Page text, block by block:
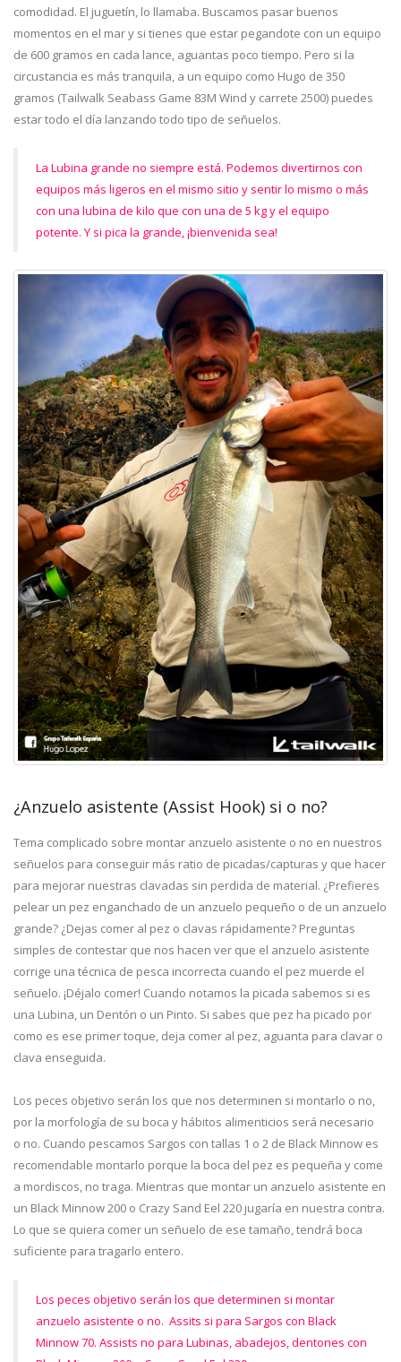
comodidad. El juguetín, lo llamaba. Buscamos pasar buenos
momentos en el mar y si tienes que estar pegandote con un equipo
de 600 gramos en cada lance, aguantas poco tiempo. Pero si la
circustancia es más tranquila, a un equipo como Hugo de 350
gramos (Tailwalk Seabass Game 83M Wind y carrete 2500) puedes
estar todo el día lanzando todo tipo de señuelos.
La Lubina grande no siempre está. Podemos divertirnos con
equipos más ligeros en el mismo sitio y sentir lo mismo o más
con una lubina de kilo que con una de 5 kg y el equipo
potente. Y si pica la grande, ¡bienvenida sea!
¿Anzuelo asistente (Assist Hook) si o no?
Tema complicado sobre montar anzuelo asistente o no en nuestros
señuelos para conseguir más ratio de picadas/capturas y que hacer
para mejorar nuestras clavadas sin perdida de material. ¿Prefieres
pelear un pez enganchado de un anzuelo pequeño o de un anzuelo
grande? ¿Dejas comer al pez o clavas rápidamente? Preguntas
simples de contestar que nos hacen ver que el anzuelo asistente
corrige una técnica de pesca incorrecta cuando el pez muerde el
señuelo. ¡Déjalo comer! Cuando notamos la picada sabemos si es
una Lubina, un Dentón o un Pinto. Si sabes que pez ha picado por
como es ese primer toque, deja comer al pez, aguanta para clavar o
clava enseguida.
Los peces objetivo serán los que nos determinen si montarlo o no,
por la morfología de su boca y hábitos alimenticios será necesario
o no. Cuando pescamos Sargos con tallas 1 o 2 de Black Minnow es
recomendable montarlo porque la boca del pez es pequeña y come
a mordiscos, no traga. Mientras que montar un anzuelo asistente en
un Black Minnow 200 o Crazy Sand Eel 220 jugaría en nuestra contra.
Lo que se quiera comer un señuelo de ese tamaño, tendrá boca
suficiente para tragarlo entero.
Los peces objetivo serán los que determinen si montar
anzuelo asistente o no. Assits si para Sargos con Black
Minnow 70. Assists no para Lubinas, abadejos, dentones con